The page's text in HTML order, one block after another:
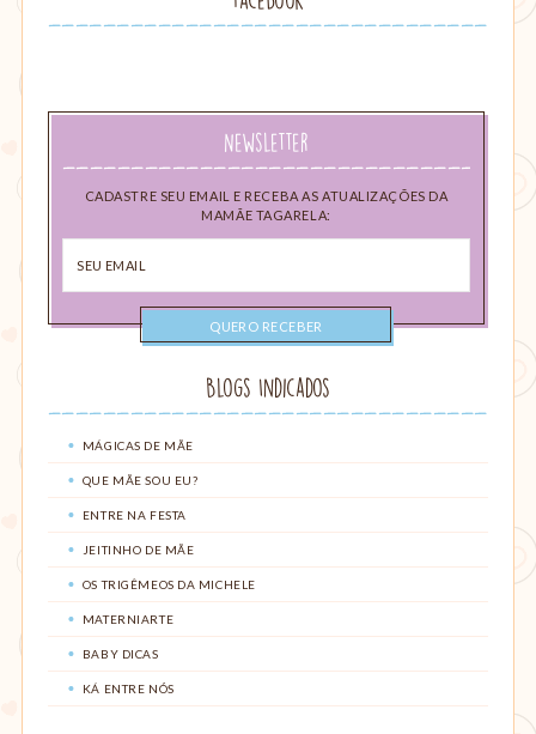
Newsletter
CADASTRE SEU EMAIL E RECEBA AS ATUALIZAÇÕES DA
MAMÃE TAGARELA:
email
Blogs Indicados
MÁGICAS DE MÃE
QUE MÃE SOU EU?
ENTRE NA FESTA
JEITINHO DE MÃE
OS TRIGÊMEOS DA MICHELE
MATERNIARTE
BABY DICAS
KÁ ENTRE NÓS